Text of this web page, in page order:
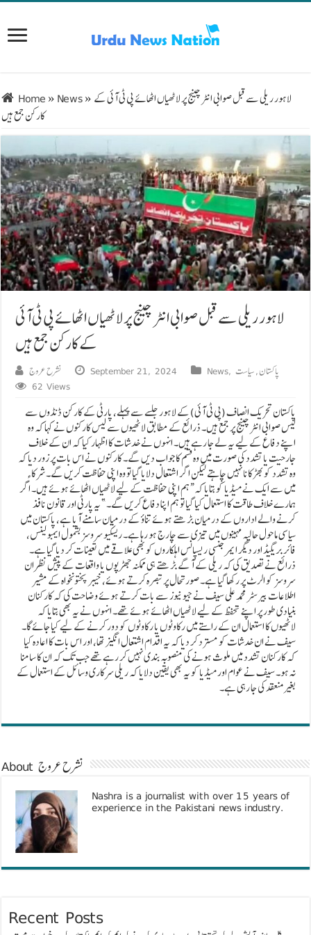
Home » News» لاہور ریلی سے قبل صوابی انٹر چینج پر لاٹھیاں اٹھائے پی ٹی آئی کے
کارکن جمع ہیں
لاہور ریلی سے قبل صوابی انٹر چینج پر لاٹھیاں اٹھائے پی ٹی آئی
کے کارکن جمع ہیں
نشرح عروج September 21, 2024 News, پاکستان,سیاست
62 Views
پاکستان تحریک انصاف (پی ٹی آئی) کے لاہور جلسے سے پہلے، پارٹی کے کارکن ڈنڈوں سے
لیس صوابی انٹر چینج پر جمع ہیں۔ ذرائع کے مطابق لاٹھیوں سے لیس کارکنوں نے کہا کہ وہ
اپنے دفاع کے لیے یہ لے جا رہے ہیں۔ انہوں نے خدشات کا اظہار کیا کہ ان کے خلاف
جارحیت یا تشدد کی صورت میں وہ قسم کا جواب دیں گے۔ کارکنوں نے اس بات پر زور دیا کہ
وہ تشدد کو بھڑکانا نہیں چاہتے لیکن اگر اشتعال دلایا گیا تو وہ اپنی حفاظت کریں گے۔ شرکاء
میں سے ایک نے میڈیا کو بتایا کہ “ہم اپنی حفاظت کے لیے لاٹھیاں اٹھائے ہوئے ہیں۔ اگر
ہمارے خلاف طاقت کا استعمال کیا گیا تو ہم اپنا دفاع کریں گے۔” یہ پارٹی اور قانون نافذ
کرنے والے اداروں کے درمیان بڑھتے ہوئے تناؤ کے درمیان سامنے آیا ہے، پاکستان میں
سیاسی ماحول حالیہ مہینوں میں تیزی سے چارج ہو رہا ہے۔ ریسکیو سروسز بشمول ایمبولینس،
فائر بریگیڈ اور دیگر ایمرجنسی ریسپانس اہلکاروں کو بھی علاقے میں تعینات کر دیا گیا ہے۔
ذرائع نے تصدیق کی کہ ریلی کے آگے بڑھتے ہی ممکنہ جھڑپوں یا واقعات کے پیش نظر ان
سروسز کو الرٹ پر رکھا گیا ہے۔ صورتحال پر تبصرہ کرتے ہوئے، خیبر پختونخواہ کے مشیر
اطلاعات بیرسٹر محمد علی سیف نے جیو نیوز سے بات کرتے ہوئے وضاحت کی کہ کارکنان
بنیادی طور پر اپنے تحفظ کے لیے لاٹھیاں اٹھائے ہوئے تھے۔ انہوں نے یہ بھی بتایا کہ
لاٹھیوں کا استعمال ان کے راستے میں رکاوٹوں یا رکاوٹوں کو دور کرنے کے لیے کیا جائے گا۔
سیف نے ان خدشات کو مسترد کر دیا کہ یہ اقدام اشتعال انگیز تھا، اور اس بات کا اعادہ کیا
کہ کارکنان تشدد میں ملوث ہونے کی منصوبہ بندی نہیں کر رہے تھے جب تک کہ ان کا سامنا
نہ ہو۔ سیف نے عوام اور میڈیا کو یہ بھی یقین دلایا کہ ریلی سرکاری وسائل کے استعمال کے
بغیر منعقد کی جا رہی ہے۔
About نشرح عروج
Nashra is a journalist with over 15 years of
experience in the Pakistani news industry.
Recent Posts